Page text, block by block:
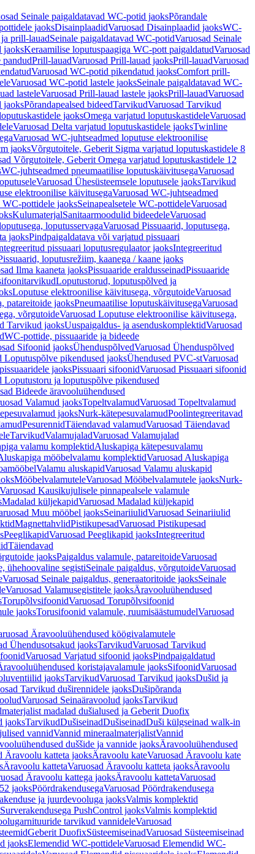
Seinale paigaldatavad WC-potid jaoksPõrandale
jaoksDisainplaadidVaruosad Disainplaadid jaoksWC-
prill-lauadSeinale paigaldatavad WC-potidVaruosad Seinale
jaoksKeraamilise loputuspaagiga WC-pott paigaldatudVaruosad
pandudPrill-lauadVaruosad Prill-lauad jaoksPrill-lauadVaruosad
Varuosad WC-potid pikendatud jaoksComfort prill-
Varuosad WC-potid lastele jaoksSeinale paigaldatavad WC-
lasteleVaruosad Prill-lauad lastele jaoksPrill-lauadVaruosad
jaoksPõrandapealsed bideedTarvikudVaruosad Tarvikud
jaoksOmega varjatud loputuskastideleVaruosad
Varuosad Delta varjatud loputuskastidele jaoksTwinline
Varuosad WC-juhtseadmed loputuse elektroonilise
jaoksVõrgutoitele, Geberit Sigma varjatud loputuskastidele 8
Võrgutoitele, Geberit Omega varjatud loputuskastidele 12
WC-juhtseadmed pneumaatilise loputuskäivitusegaVaruosad
Varuosad Ühesüsteemsele loputusele jaoksTarvikud
elektroonilise käivitusegaVaruosad WC-juhtseadmed
WC-pottidele jaoksSeinapealsetele WC-pottideleVaruosad
KulumaterjalSanitaarmoodulid bideedeleVaruosad
loputusservagaVaruosad Pissuaarid, loputusega,
jaoksPindpaigaldatava või varjatud pissuaari
pissuaari loputusregulaator jaoksIntegreeritud
loputusrežiim, kaanega / kaane jaoks
Ilma kaaneta jaoksPissuaaride eraldusseinadPissuaaride
Loputustorud, loputuspõlved ja
Loputuse elektroonilise käivitusega, võrgutoideVaruosad
patareitoide jaoksPneumaatilise loputuskäivitusegaVaruosad
võrgutoideVaruosad Loputuse elektroonilise käivitusega,
Tarvikud jaoksUuspaigaldus- ja asenduskomplektidVaruosad
WC-pottide, pissuaaride ja bideede
Sifoonid jaoksÜhenduspõlvedVaruosad Ühenduspõlved
Loputuspõlve pikendused jaoksÜhendused PVC-stVaruosad
jaoksPissuaari sifoonidVaruosad Pissuaari sifoonid
Loputustoru ja loputuspõlve pikendused
Bideede äravooluühendused
Valamud jaoksTopeltvalamudVaruosad Topeltvalamud
jaoksNurk-kätepesuvalamudPoolintegreeritavad
PesurennidTäiendavad valamudVaruosad Täiendavad
TarvikudValamujaladVaruosad Valamujalad
valamu komplektidAluskapiga kätepesuvalamu
mööbelvalamu komplektidVaruosad Aluskapiga
Valamu aluskapidVaruosad Valamu aluskapid
MööbelvalamuteleVaruosad Mööbelvalamutele jaoksNurk-
Varuosad Kausikujulisele pinnapealsele valamule
Madalad küljekapidVaruosad Madalad küljekapid
Muu mööbel jaoksSeinariiulidVaruosad Seinariiulid
MagnettahvlidPistikupesadVaruosad Pistikupesad
PeeglikapidVaruosad Peeglikapid jaoksIntegreeritud
Täiendavad
jaoksPaigaldus valamule, patareitoideVaruosad
ühehoovaline segistiSeinale paigaldus, võrgutoideVaruosad
Varuosad Seinale paigaldus, generaatoritoide jaoksSeinale
Varuosad Valamusegistitele jaoksÄravooluühendused
TorupõlvsifoonidVaruosad Torupõlvsifoonid
jaoksTorusifoonid valamule, ruumisäästumudelVaruosad
Äravooluühendused köögivalamutele
Ühendusotsakud jaoksTarvikudVaruosad Tarvikud
Varuosad Varjatud sifoonid jaoksPindpaigaldatud
koristajavalamule jaoksSifoonidVaruosad
jaoksTarvikudVaruosad Tarvikud jaoksDušid ja
Tarvikud duširennidele jaoksDušipõranda
Varuosad Seinaäravoolud jaoksTarvikud
madalad dušialused ja Geberit Duofix
jaoksTarvikudDušiseinadDušiseinadDuši külgseinad walk-in
vannidVannid mineraalmaterjalistVannid
duššide ja vannide jaoksÄravooluühendused
Äravoolu katteta jaoksÄravoolu kateVaruosad Äravoolu kate
Äravoolu kattetaVaruosad Äravoolu katteta jaoksÄravoolu
Äravoolu kattega jaoksÄravoolu kattetaVaruosad
jaoksPöördrakendusegaVaruosad Pöördrakendusega
ja juurdevooluga jaoksValmis komplektid
PushControl jaoksValmis komplektid
tarvikud vannideleVaruosad
Geberit DuofixSüsteemiseinadVaruosad Süsteemiseinad
jaoksElemendid WC-pottideleVaruosad Elemendid WC-